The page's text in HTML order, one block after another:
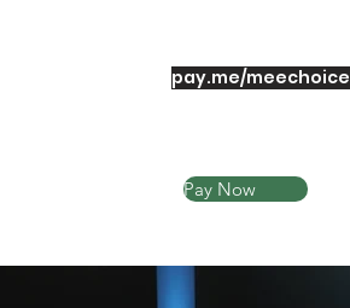
pay.me/meechoice
Pay Now